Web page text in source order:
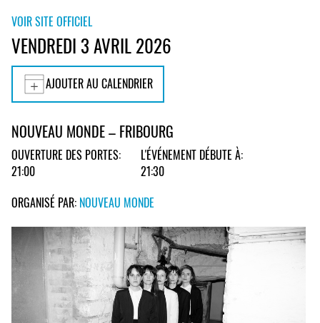
VOIR SITE OFFICIEL
VENDREDI 3 AVRIL 2026
AJOUTER AU CALENDRIER
NOUVEAU MONDE – FRIBOURG
OUVERTURE DES PORTES:
21:00
L'ÉVÉNEMENT DÉBUTE À:
21:30
ORGANISÉ PAR: NOUVEAU MONDE